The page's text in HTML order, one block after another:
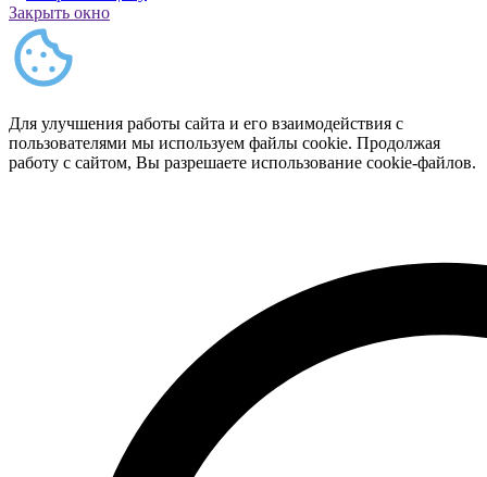
Закрыть окно
Для улучшения работы сайта и его взаимодействия с
пользователями мы используем файлы cookie. Продолжая
работу с сайтом, Вы разрешаете использование cookie-файлов.